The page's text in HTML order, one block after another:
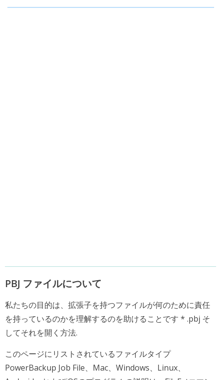
PBJ ファイルについて
私たちの目的は、拡張子を持つファイルが何のために責任
を持っているのかを理解するのを助けることです * .pbj そ
してそれを開く方法.
このページにリストされているファイルタイプ
PowerBackup Job File、Mac、Windows、Linux、